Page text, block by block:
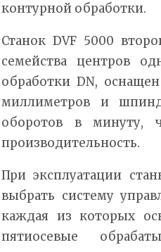
контурной обработки.
Станок DVF 5000
семейства центров
обработки DN,
миллиметров и
оборотов в минуту,
производительность.
При эксплуатации
выбрать систему
каждая из которых
пятиосевые